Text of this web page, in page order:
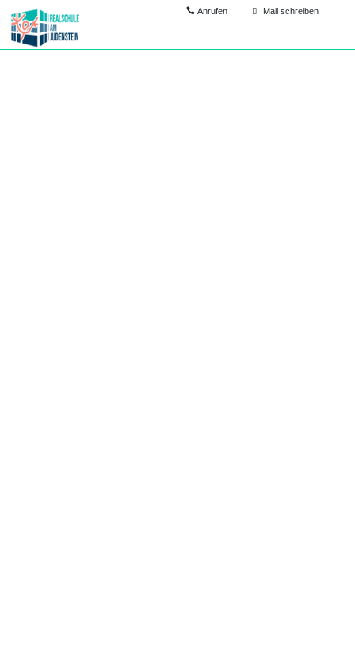
Anrufen Mail schreiben